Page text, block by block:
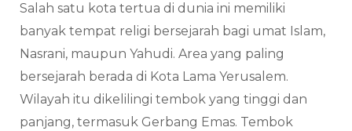
Salah satu kota tertua di dunia ini memiliki
banyak tempat religi bersejarah bagi umat Islam,
Nasrani, maupun Yahudi. Area yang paling
bersejarah berada di Kota Lama Yerusalem.
Wilayah itu dikelilingi tembok yang tinggi dan
panjang, termasuk Gerbang Emas. Tembok